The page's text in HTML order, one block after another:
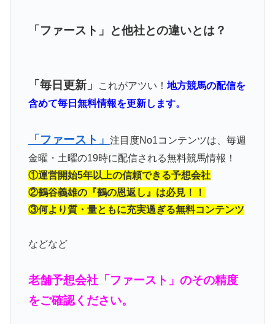
「ファースト」と他社との違いとは？
「毎日更新」 これがアツい！ 地方競馬の配信を
含めて毎日無料情報を更新します。
「ファースト」 注目度No1コンテンツは、毎週
金曜・土曜の19時に配信される無料競馬情報！
①運営開始5年以上の信頼できる予想会社
②鶴谷義雄の『鶴の恩返し』は必見！！
③何より質・量ともに充実過ぎる無料コンテンツ
などなど
老舗予想会社「ファースト」のその精度
をご確認ください。